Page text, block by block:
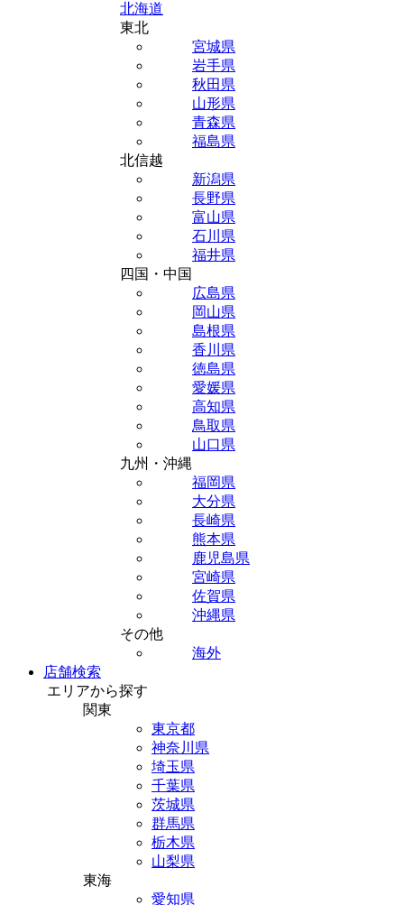
北海道
東北
宮城県
岩手県
秋田県
山形県
青森県
福島県
北信越
新潟県
長野県
富山県
石川県
福井県
四国・中国
広島県
岡山県
島根県
香川県
徳島県
愛媛県
高知県
鳥取県
山口県
九州・沖縄
福岡県
大分県
長崎県
熊本県
鹿児島県
宮崎県
佐賀県
沖縄県
その他
海外
店舗検索
エリアから探す
関東
東京都
神奈川県
埼玉県
千葉県
茨城県
群馬県
栃木県
山梨県
東海
愛知県